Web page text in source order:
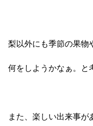
梨以外にも季節の果物
何をしようかなぁ。と
また、楽しい出来事